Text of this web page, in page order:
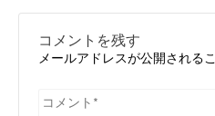
コメントを残す
メールアドレスが公開される
コ